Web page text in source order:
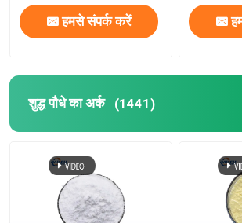
हमसे संपर्क करें
शुद्ध पौधे का अर्क (1441)